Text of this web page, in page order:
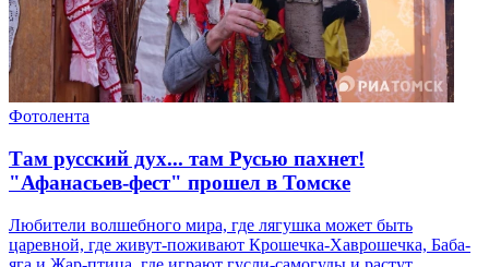
Фотолента
Там русский дух... там Русью пахнет!
"Афанасьев-фест" прошел в Томске
Любители волшебного мира, где лягушка может быть
царевной, где живут-поживают Крошечка-Хаврошечка, Баба-